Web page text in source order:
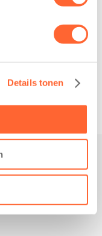
Details tonen